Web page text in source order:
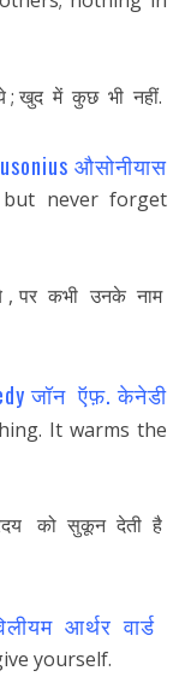
; खुद में कुछ भी नहीं.
औसोनीयास
but never forget
, पर कभी उनके नाम
जॉन ऍफ़. केनेडी
It warms the
को सुकून देती है
आर्थर वार्ड
yourself.